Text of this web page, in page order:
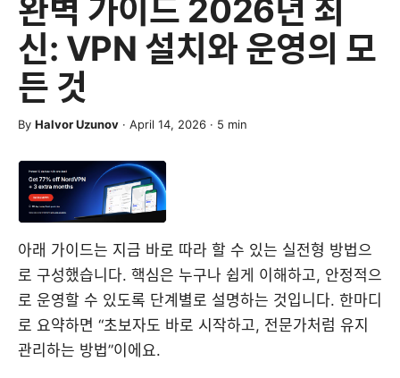
완벽 가이드 2026년 최
신: VPN 설치와 운영의 모
든 것
By Halvor Uzunov · April 14, 2026 · 5 min
아래 가이드는 지금 바로 따라 할 수 있는 실전형 방법으
로 구성했습니다. 핵심은 누구나 쉽게 이해하고, 안정적으
로 운영할 수 있도록 단계별로 설명하는 것입니다. 한마디
로 요약하면 “초보자도 바로 시작하고, 전문가처럼 유지
관리하는 방법”이에요.